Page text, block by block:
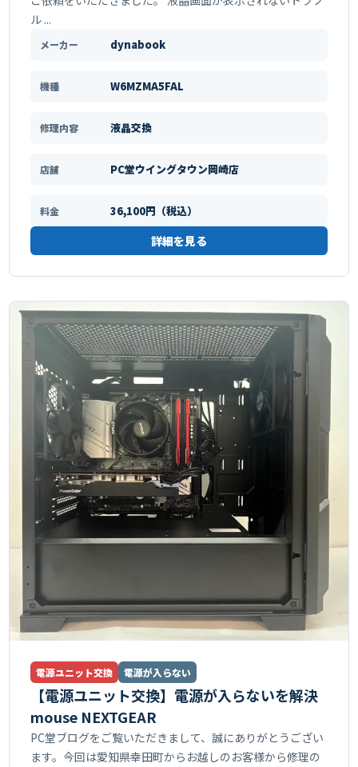
ル ...
メーカー dynabook
機種 W6MZMA5FAL
修理内容 液晶交換
店舗 PC堂ウイングタウン岡崎店
料金 36,100円（税込）
詳細を見る
電源ユニット交換 電源が入らない
【電源ユニット交換】電源が入らないを解決
mouse NEXTGEAR
PC堂ブログをご覧いただきまして、誠にありがとうござい
ます。今回は愛知県幸田町からお越しのお客様から修理の